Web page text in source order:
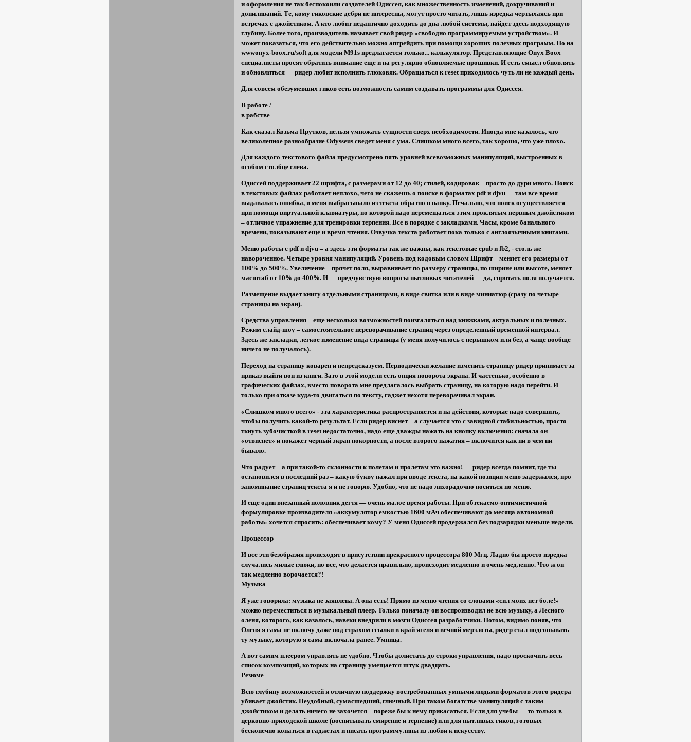
и оформления не так беспокоили создателей Одиссея, как множественность изменений, докручиваний и
допиливаний. Те, кому гиковские дебри не интересны, могут просто читать, лишь изредка чертыхаясь при
встречах с джойстиком. А кто любит педантично доходить до дна любой системы, найдет здесь подходящую
глубину. Более того, производитель называет свой ридер «свободно программируемым устройством». И
может показаться, что его действительно можно апгрейдить при помощи хороших полезных программ. Но на
wwwonyx-boox.ru/soft для модели M91s предлагается только... калькулятор. Представляющие Onyx Boox
специалисты просят обратить внимание еще и на регулярно обновляемые прошивки. И есть смысл обновлять
и обновляться — ридер любит исполнить глюковяк. Обращаться к reset приходилось чуть ли не каждый день.
Для совсем обезумевших гиков есть возможность самим создавать программы для Одиссея.
В работе /
в рабстве
Как сказал Козьма Прутков, нельзя умножать сущности сверх необходимости. Иногда мне казалось, что
великолепное разнообразие Odysseus сведет меня с ума. Слишком много всего, так хорошо, что уже плохо.
Для каждого текстового файла предусмотрено пять уровней всевозможных манипуляций, выстроенных в
особом столбце слева.
Одиссей поддерживает 22 шрифта, с размерами от 12 до 40; стилей, кодировок – просто до дури много. Поиск
в текстовых файлах работает неплохо, чего не скажешь о поиске в форматах pdf и djvu — там все время
выдавалась ошибка, и меня выбрасывало из текста обратно в папку. Печально, что поиск осуществляется
при помощи виртуальной клавиатуры, по которой надо перемещаться этим проклятым нервным джойстиком
– отличное упражнение для тренировки терпения. Все в порядке с закладками. Часы, кроме банального
времени, показывают еще и время чтения. Озвучка текста работает пока только с англоязычными книгами.
Меню работы с pdf и djvu – а здесь эти форматы так же важны, как текстовые epub и fb2, - столь же
навороченное. Четыре уровня манипуляций. Уровень под кодовым словом Шрифт – меняет его размеры от
100% до 500%. Увеличение – прячет поля, выравнивает по размеру страницы, по ширине или высоте, меняет
масштаб от 10% до 400%. И — предчувствую вопросы пытливых читателей — да, спрятать поля получается.
Размещение выдает книгу отдельными страницами, в виде свитка или в виде миниатюр (сразу по четыре
страницы на экран).
Средства управления – еще несколько возможностей поизгаляться над книжками, актуальных и полезных.
Режим слайд-шоу – самостоятельное переворачивание страниц через определенный временной интервал.
Здесь же закладки, легкое изменение вида страницы (у меня получилось с перышком или без, а чаще вообще
ничего не получалось).
Переход на страницу коварен и непредсказуем. Периодически желание изменить страницу ридер принимает за
приказ выйти вон из книги. Зато в этой модели есть опция поворота экрана. И частенько, особенно в
графических файлах, вместо поворота мне предлагалось выбрать страницу, на которую надо перейти. И
только при отказе куда-то двигаться по тексту, гаджет нехотя переворачивал экран.
«Слишком много всего» - эта характеристика распространяется и на действия, которые надо совершить,
чтобы получить какой-то результат. Если ридер виснет – а случается это с завидной стабильностью, просто
ткнуть зубочисткой в reset недостаточно, надо еще дважды нажать на кнопку включения: сначала он
«отвиснет» и покажет черный экран покорности, а после второго нажатия – включится как ни в чем ни
бывало.
Что радует – а при такой-то склонности к полетам и пролетам это важно! — ридер всегда помнит, где ты
остановился в последний раз – какую букву нажал при вводе текста, на какой позиции меню задержался, про
запоминание страниц текста я и не говорю. Удобно, что не надо лихорадочно носиться по меню.
И еще один внезапный половник дегтя — очень малое время работы. При обтекаемо-оптимистичной
формулировке производителя «аккумулятор емкостью 1600 мАч обеспечивают до месяца автономной
работы» хочется спросить: обеспечивает кому? У меня Одиссей продержался без подзарядки меньше недели.
Процессор
И все эти безобразия происходят в присутствии прекрасного процессора 800 Мгц. Ладно бы просто изредка
случались милые глюки, но все, что делается правильно, происходит медленно и очень медленно. Что ж он
так медленно ворочается?!
Музыка
Я уже говорила: музыка не заявлена. А она есть! Прямо из меню чтения со словами «сил моих нет боле!»
можно переместиться в музыкальный плеер. Только поначалу он воспроизводил не всю музыку, а Лесного
оленя, которого, как казалось, навеки внедрили в мозги Одиссея разработчики. Потом, видимо поняв, что
Оленя я сама не включу даже под страхом ссылки в край ягеля и вечной мерзлоты, ридер стал подсовывать
ту музыку, которую я сама включала ранее. Умница.
А вот самим плеером управлять не удобно. Чтобы долистать до строки управления, надо проскочить весь
список композиций, которых на страницу умещается штук двадцать.
Резюме
Всю глубину возможностей и отличную поддержку востребованных умными людьми форматов этого ридера
убивает джойстик. Неудобный, сумасшедший, глючный. При таком богатстве манипуляций с таким
джойстиком и делать ничего не захочется – пореже бы к нему прикасаться. Если для учебы — то только в
церковно-приходской школе (воспитывать смирение и терпение) или для пытливых гиков, готовых
бесконечно копаться в гаджетах и писать программулины из любви к искусству.